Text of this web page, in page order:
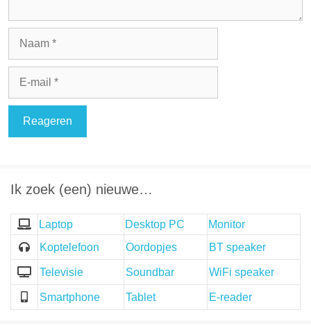
Naam
Ik zoek (een) nieuwe…
Laptop Desktop PC
Monitor
Koptelefoon
Oordopjes BT speaker
Televisie Soundbar WiFi speaker
Smartphone Tablet E-reader